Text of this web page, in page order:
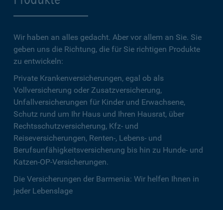
Wir haben an alles gedacht. Aber vor allem an Sie. Sie
geben uns die Richtung, die für Sie richtigen Produkte
zu entwickeln:
Private Krankenversicherungen, egal ob als
Vollversicherung oder Zusatzversicherung,
Unfallversicherungen für Kinder und Erwachsene,
Schutz rund um Ihr Haus und Ihren Hausrat, über
Rechtsschutzversicherung, Kfz- und
Reiseversicherungen, Renten-, Lebens- und
Berufsunfähigkeitsversicherung bis hin zu Hunde- und
Katzen-OP-Versicherungen.
Die Versicherungen der Barmenia: Wir helfen Ihnen in
jeder Lebenslage